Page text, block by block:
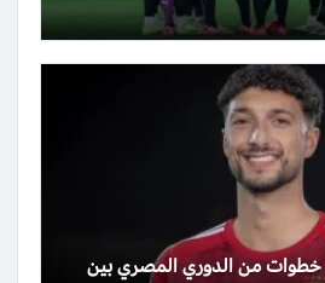
خطوات من الدوري المصري بين